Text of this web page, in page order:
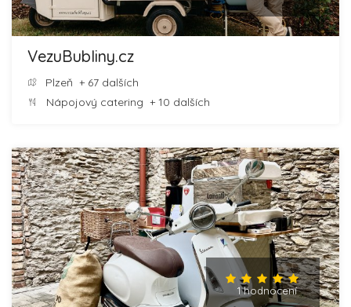
VezuBubliny.cz
Plzeň + 67 dalších
Nápojový catering + 10 dalších
1 hodnocení